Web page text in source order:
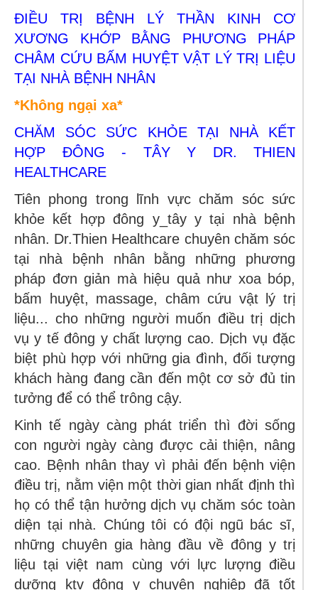
ĐIỀU TRỊ BỆNH LÝ THẦN KINH CƠ
XƯƠNG KHỚP BẰNG PHƯƠNG PHÁP
CHÂM CỨU BẤM HUYỆT VẬT LÝ TRỊ LIỆU
TẠI NHÀ BỆNH NHÂN
*Không ngại xa*
CHĂM SÓC SỨC KHỎE TẠI NHÀ KẾT
HỢP ĐÔNG - TÂY Y DR. THIEN
HEALTHCARE
Tiên phong trong lĩnh vực chăm sóc sức
khỏe kết hợp đông y_tây y tại nhà bệnh
nhân. Dr.Thien Healthcare chuyên chăm sóc
tại nhà bệnh nhân bằng những phương
pháp đơn giản mà hiệu quả như xoa bóp,
bấm huyệt, massage, châm cứu vật lý trị
liệu... cho những người muốn điều trị dịch
vụ y tế đông y chất lượng cao. Dịch vụ đặc
biệt phù hợp với những gia đình, đối tượng
khách hàng đang cần đến một cơ sở đủ tin
tưởng để có thể trông cậy.
Kinh tế ngày càng phát triển thì đời sống
con người ngày càng được cải thiện, nâng
cao. Bệnh nhân thay vì phải đến bệnh viện
điều trị, nằm viện một thời gian nhất định thì
họ có thể tận hưởng dịch vụ chăm sóc toàn
diện tại nhà. Chúng tôi có đội ngũ bác sĩ,
những chuyên gia hàng đầu về đông y trị
liệu tại việt nam cùng với lực lượng điều
dưỡng ktv đông y chuyên nghiệp đã tốt